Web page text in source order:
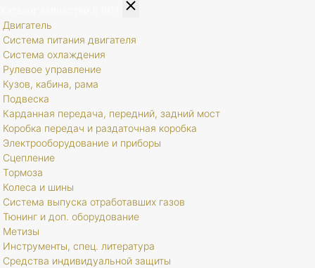
Двигатель
Система питания двигателя
Система охлаждения
Рулевое управление
Кузов, кабина, рама
Подвеска
Карданная передача, передний, задний мост
Коробка передач и раздаточная коробка
Электрооборудование и приборы
Сцепление
Тормоза
Колеса и шины
Система выпуска отработавших газов
Тюнинг и доп. оборудование
Метизы
Инструменты, спец. литература
Средства индивидуальной защиты